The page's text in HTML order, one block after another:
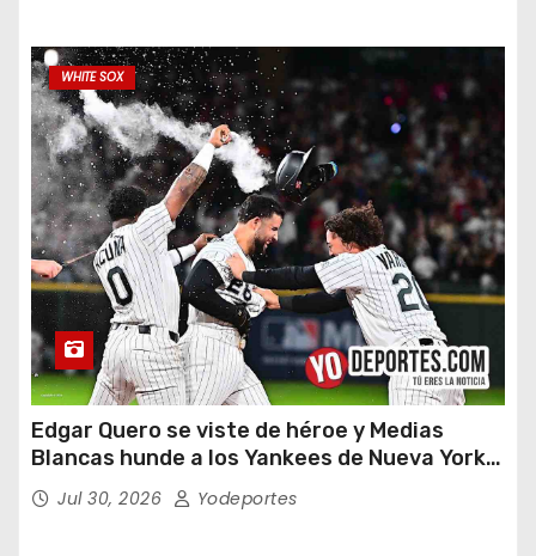
WHITE SOX
Edgar Quero se viste de héroe y Medias
Blancas hunde a los Yankees de Nueva York
en doce entradas
Jul 30, 2026 Yodeportes